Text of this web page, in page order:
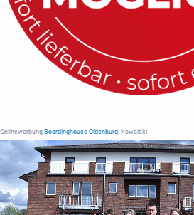
Onlinewerbung Boardinghouse Oldenburg | Kowalski